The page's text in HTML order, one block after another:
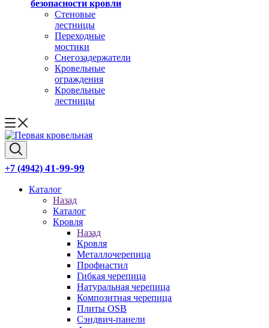
безопасности кровли
Стеновые
лестницы
Переходные
мостики
Снегозадержатели
Кровельные
ограждения
Кровельные
лестницы
+7 (4942) 41-99-99
Каталог
Назад
Каталог
Кровля
Назад
Кровля
Металлочерепица
Профнастил
Гибкая черепица
Натуральная черепица
Композитная черепица
Плиты OSB
Сэндвич-панели